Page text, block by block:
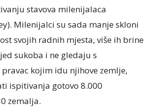
stavova milenijalaca
Milenijalci su sada manje skloni
svojih radnih mjesta, više ih brine
sukoba i ne gledaju s
kojim idu njihove zemlje,
ispitivanja gotovo 8.000
zemalja.